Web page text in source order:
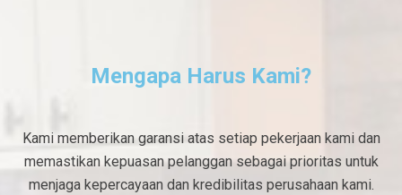
Mengapa Harus Kami?
Kami memberikan garansi atas setiap pekerjaan kami dan
memastikan kepuasan pelanggan sebagai prioritas untuk
menjaga kepercayaan dan kredibilitas perusahaan kami.